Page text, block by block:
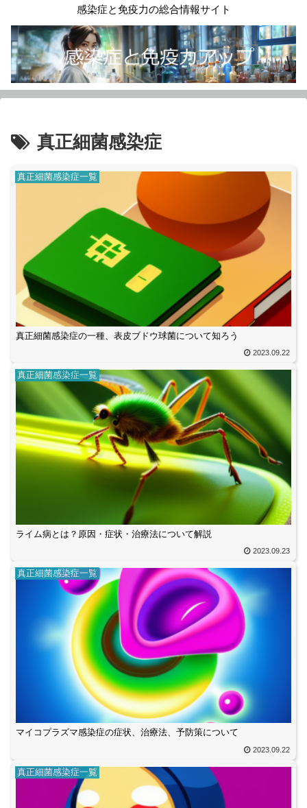
感染症と免疫力の総合情報サイト
真正細菌感染症
真正細菌感染症一覧
真正細菌感染症の一種、表皮ブドウ球菌について知ろう
2023.09.22
真正細菌感染症一覧
ライム病とは？原因・症状・治療法について解説
2023.09.23
真正細菌感染症一覧
マイコプラズマ感染症の症状、治療法、予防策について
2023.09.22
真正細菌感染症一覧